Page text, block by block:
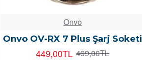
Onvo
Onvo OV-RX 7 Plus Şarj Soketi
449,00TL 499,00TL